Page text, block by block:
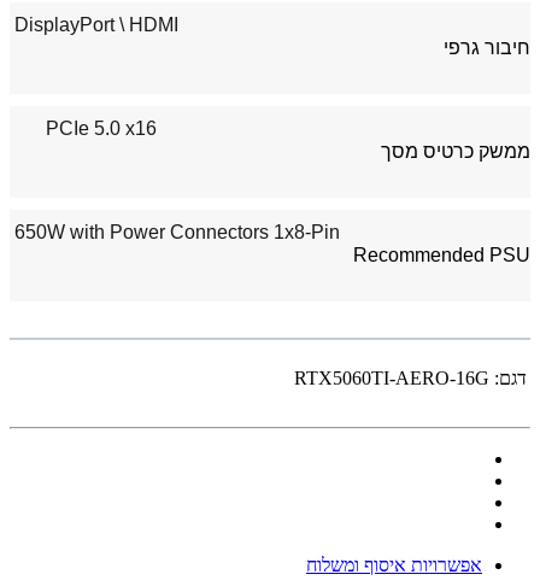
חיבור גרפי
HDMI
\ DisplayPort
ממשק כרטיס מסך
PCIe 5.0 x16
Recommended PSU
650W with Power Connectors 1x8-Pin
דגם: RTX5060TI-AERO-16G
אפשרויות איסוף ומשלוח